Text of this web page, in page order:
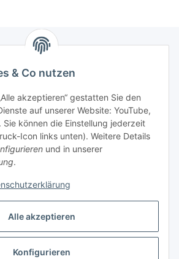
Alle akzeptieren
Konfigurieren
& Co nutzen
akzeptieren“ gestatten Sie den
auf unserer Website: YouTube,
Sie können die Einstellung jederzeit
Icon links unten). Weitere Details
und in unserer
.
Vertrag widerrufen